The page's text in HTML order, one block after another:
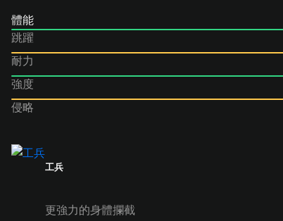
體能
跳躍
耐力
強度
侵略
工兵
更強力的身體攔截